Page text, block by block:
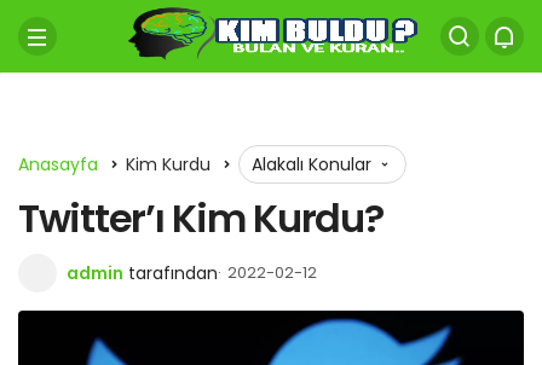
Anasayfa Kim Kurdu Alakalı Konular
Twitter’ı Kim Kurdu?
admin tarafından 2022-02-12